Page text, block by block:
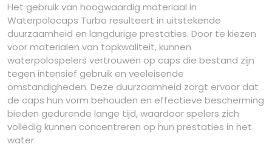
Het gebruik van hoogwaardig materiaal in
Waterpolocaps Turbo resulteert in uitstekende
duurzaamheid en langdurige prestaties. Door te kiezen
voor materialen van topkwaliteit, kunnen
waterpolospelers vertrouwen op caps die bestand zijn
tegen intensief gebruik en veeleisende
omstandigheden. Deze duurzaamheid zorgt ervoor dat
de caps hun vorm behouden en effectieve bescherming
bieden gedurende lange tijd, waardoor spelers zich
volledig kunnen concentreren op hun prestaties in het
water.